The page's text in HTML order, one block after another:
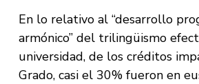
En lo relativo al “desarrollo
armónico” del trilingüismo
universidad, de los créditos
Grado, casi el 30% fueron en